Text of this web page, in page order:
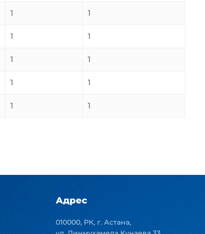
1 1
1 1
1 1
1 1
1 1
Адрес
010000, РК, г. Астана,